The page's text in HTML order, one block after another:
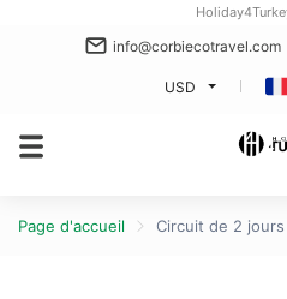
info@corbiecotravel.com
USD
Page d'accueil Circuit de 2